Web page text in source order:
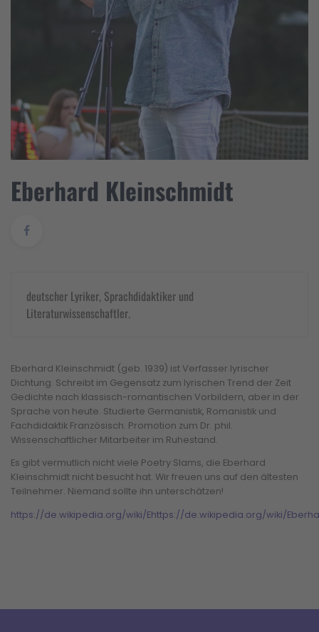
Eberhard Kleinschmidt
deutscher Lyriker, Sprachdidaktiker und
Literaturwissenschaftler.
Eberhard Kleinschmidt (geb. 1939) ist Verfasser lyrischer
Dichtung. Schreibt im Gegensatz zum lyrischen Trend der Zeit
Gedichte nach klassisch-romantischen Vorbildern, aber in der
Sprache von heute. Studierte Germanistik, Romanistik und
Fachdidaktik Französisch. Promotion zum Dr. phil.
Wissenschaftlicher Mitarbeiter im Ruhestand.
Es gibt vermutlich nicht viele Poetry Slams, die Eberhard
Kleinschmidt nicht besucht hat. Wir freuen uns auf den ältesten
Teilnehmer. Niemand sollte ihn unterschätzen!
https://de.wikipedia.org/wiki/Ehttps://de.wikipedia.org/wiki/